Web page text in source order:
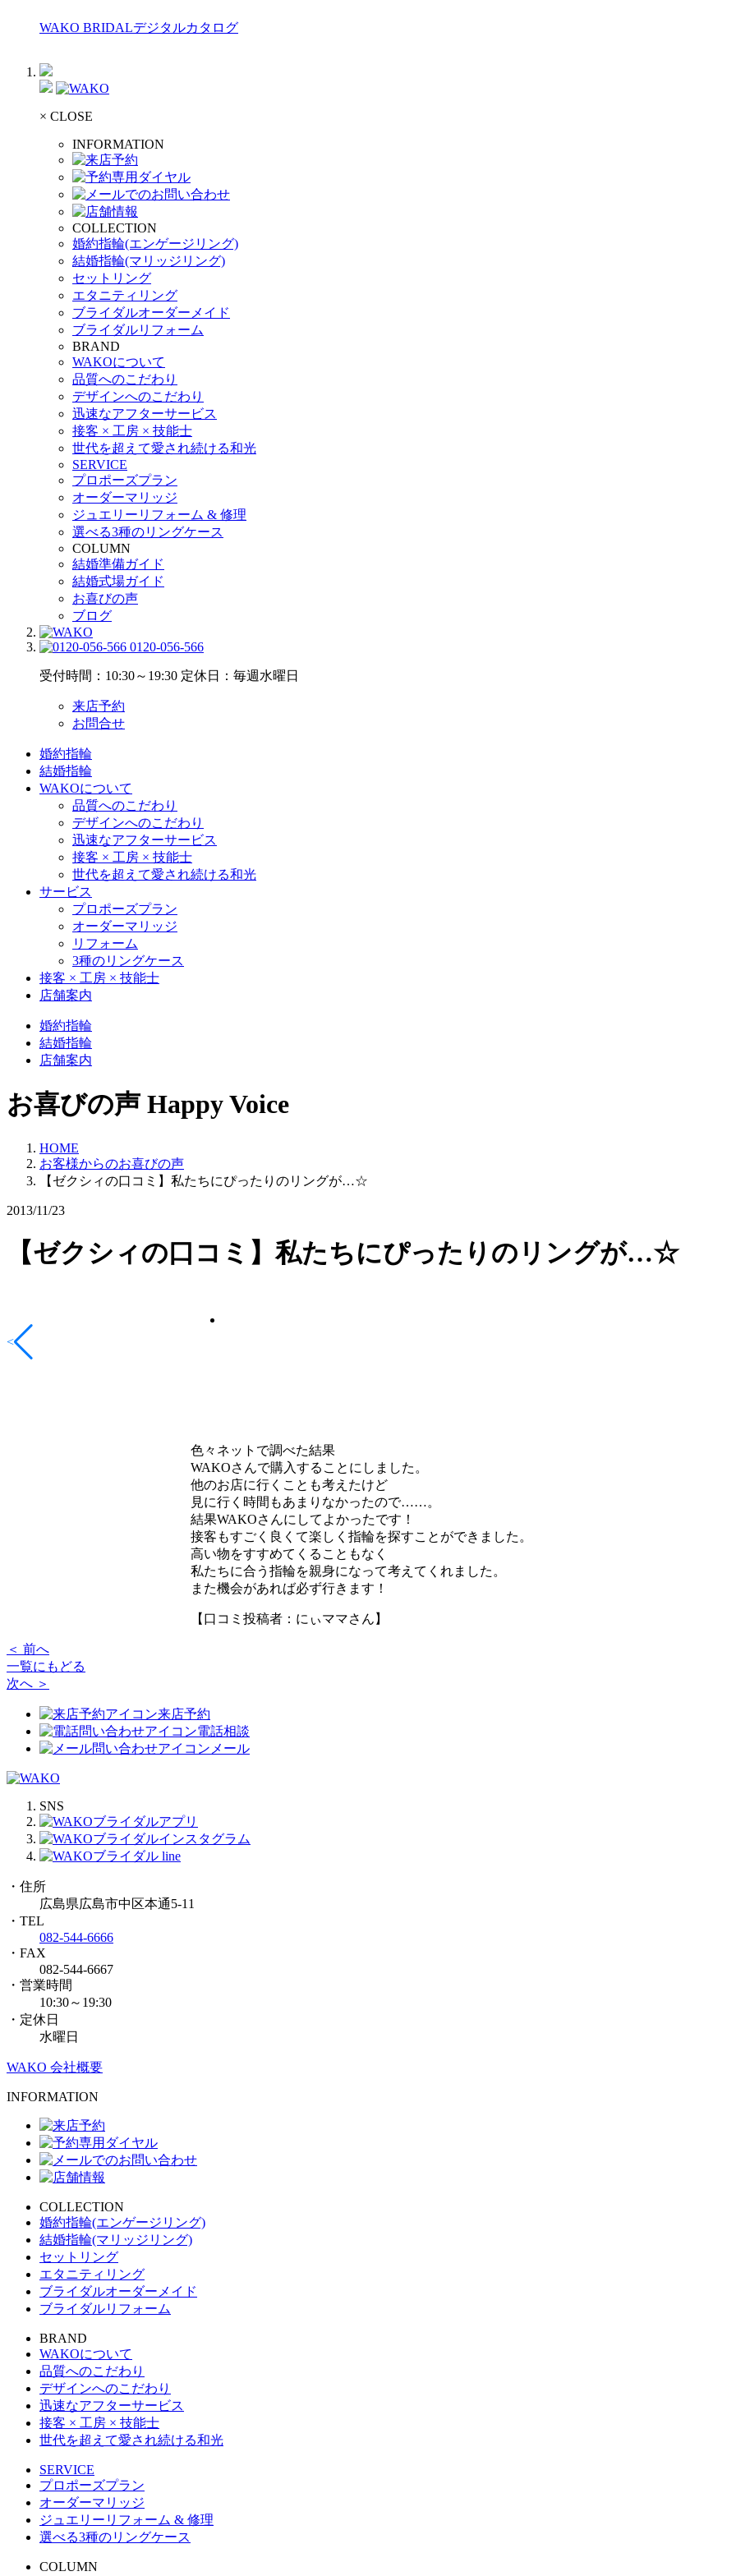
WAKO BRIDALデジタルカタログ
<
× CLOSE
INFORMATION
COLLECTION
婚約指輪(エンゲージリング)
結婚指輪(マリッジリング)
セットリング
エタニティリング
ブライダルオーダーメイド
ブライダルリフォーム
BRAND
WAKOについて
品質へのこだわり
デザインへのこだわり
迅速なアフターサービス
接客 × 工房 × 技能士
世代を超えて愛され続ける和光
SERVICE
プロポーズプラン
オーダーマリッジ
ジュエリーリフォーム & 修理
選べる3種のリングケース
COLUMN
結婚準備ガイド
結婚式場ガイド
お喜びの声
ブログ
0120-056-566
受付時間：10:30～19:30 定休日：毎週水曜日
来店予約
お問合せ
婚約指輪
結婚指輪
WAKOについて
品質へのこだわり
デザインへのこだわり
迅速なアフターサービス
接客 × 工房 × 技能士
世代を超えて愛され続ける和光
サービス
プロポーズプラン
オーダーマリッジ
リフォーム
3種のリングケース
接客 × 工房 × 技能士
店舗案内
婚約指輪
結婚指輪
店舗案内
お喜びの声 Happy Voice
HOME
お客様からのお喜びの声
【ゼクシィの口コミ】私たちにぴったりのリングが…☆
2013/11/23
【ゼクシィの口コミ】私たちにぴったりのリングが…☆
色々ネットで調べた結果
WAKOさんで購入することにしました。
他のお店に行くことも考えたけど
見に行く時間もあまりなかったので……。
結果WAKOさんにしてよかったです！
接客もすごく良くて楽しく指輪を探すことができました。
高い物をすすめてくることもなく
私たちに合う指輪を親身になって考えてくれました。
また機会があれば必ず行きます！
【口コミ投稿者：にぃママさん】
＜ 前へ
一覧にもどる
次へ ＞
来店予約
電話相談
メール
SNS
・住所
広島県広島市中区本通5-11
・TEL
082-544-6666
・FAX
082-544-6667
・営業時間
10:30～19:30
・定休日
水曜日
WAKO 会社概要
INFORMATION
COLLECTION
婚約指輪(エンゲージリング)
結婚指輪(マリッジリング)
セットリング
エタニティリング
ブライダルオーダーメイド
ブライダルリフォーム
BRAND
WAKOについて
品質へのこだわり
デザインへのこだわり
迅速なアフターサービス
接客 × 工房 × 技能士
世代を超えて愛され続ける和光
SERVICE
プロポーズプラン
オーダーマリッジ
ジュエリーリフォーム & 修理
選べる3種のリングケース
COLUMN